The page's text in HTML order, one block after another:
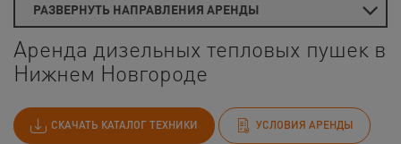
РАЗВЕРНУТЬ НАПРАВЛЕНИЯ АРЕНДЫ
Аренда дизельных тепловых пушек в
Нижнем Новгороде
СКАЧАТЬ КАТАЛОГ ТЕХНИКИ УСЛОВИЯ АРЕНДЫ